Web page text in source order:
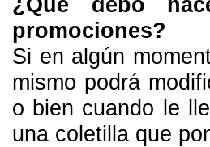
promociones?
Si en algún
mismo podrá
o bien cuando le
una coletilla que